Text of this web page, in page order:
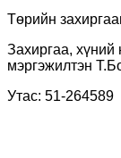
Төрийн
Захиргаа, хүний
мэргэжилтэн
Утас: 51-264589